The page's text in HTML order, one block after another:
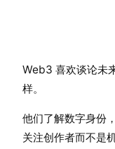
Web3 喜欢谈论未
样。
他们了解数字身份
关注创作者而不是